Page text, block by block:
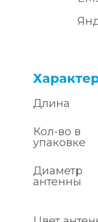
Длина
Кол-во в
упаковке
Диаметр
антенны